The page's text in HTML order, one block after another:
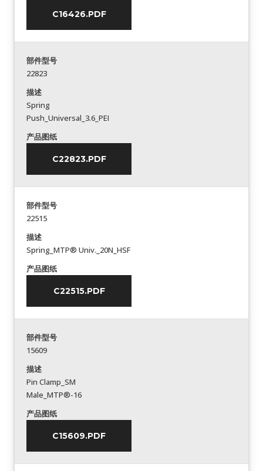
C16426.PDF
部件型号
22823
描述
Spring
Push_Universal_3.6_PEI
产品图纸
C22823.PDF
部件型号
22515
描述
Spring_MTP® Univ._20N_HSF
产品图纸
C22515.PDF
部件型号
15609
描述
Pin Clamp_SM
Male_MTP®-16
产品图纸
C15609.PDF